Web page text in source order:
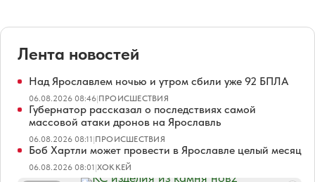
Лента новостей
Над Ярославлем ночью и утром сбили уже 92 БПЛА
06.08.2026 08:46|ПРОИСШЕСТВИЯ
Губернатор рассказал о последствиях самой
массовой атаки дронов на Ярославль
06.08.2026 08:11|ПРОИСШЕСТВИЯ
Боб Хартли может провести в Ярославле целый месяц
06.08.2026 08:01|ХОККЕЙ